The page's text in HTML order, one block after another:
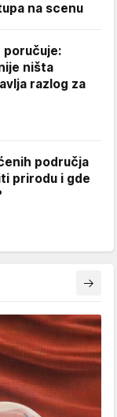
na scenu
poručuje:
ništa
razlog za
područja
prirodu i gde